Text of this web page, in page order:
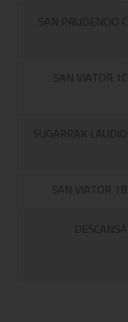
SAN PRUDENCIO C
SAN VIATOR 1C
SUGARRAK LAUDIO
SAN VIATOR 1B
DESCANSA